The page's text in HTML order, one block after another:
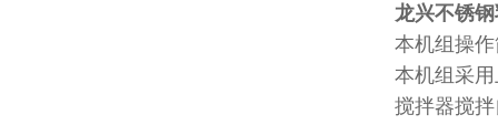
龙兴不锈
本机组操
本机组采
搅拌器搅